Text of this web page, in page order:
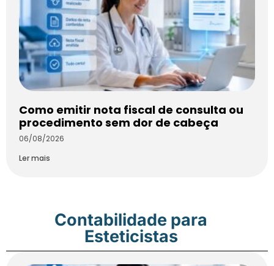
Como emitir nota fiscal de consulta ou
procedimento sem dor de cabeça
06/08/2026
Ler mais
Contabilidade para
Esteticistas